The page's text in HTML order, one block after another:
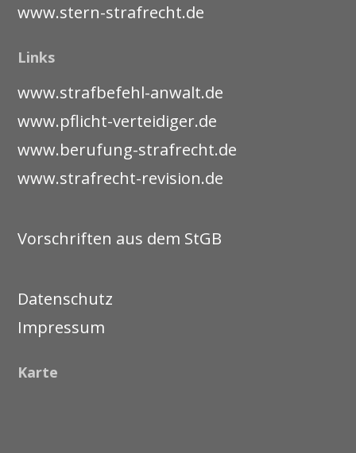
www.stern-strafrecht.de
Links
www.strafbefehl-anwalt.de
www.pflicht-verteidiger.de
www.berufung-strafrecht.de
www.strafrecht-revision.de
Vorschriften aus dem StGB
Datenschutz
Impressum
Karte